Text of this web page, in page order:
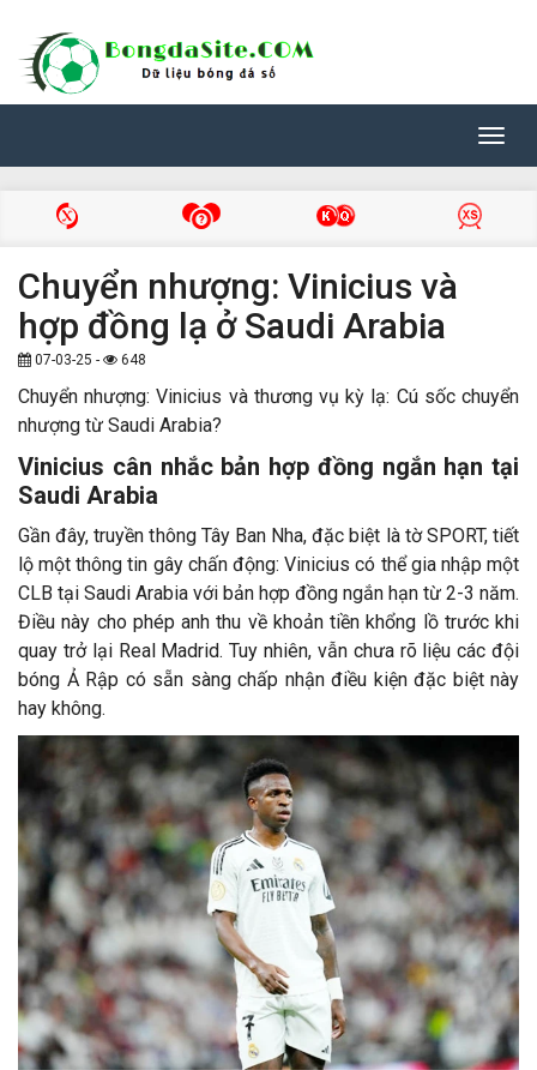
Chuyển nhượng: Vinicius và
hợp đồng lạ ở Saudi Arabia
07-03-25 - 648
Chuyển nhượng: Vinicius và thương vụ kỳ lạ: Cú sốc chuyển
nhượng từ Saudi Arabia?
Vinicius cân nhắc bản hợp đồng ngắn hạn tại
Saudi Arabia
Gần đây, truyền thông Tây Ban Nha, đặc biệt là tờ SPORT, tiết
lộ một thông tin gây chấn động: Vinicius có thể gia nhập một
CLB tại Saudi Arabia với bản hợp đồng ngắn hạn từ 2-3 năm.
Điều này cho phép anh thu về khoản tiền khổng lồ trước khi
quay trở lại Real Madrid. Tuy nhiên, vẫn chưa rõ liệu các đội
bóng Ả Rập có sẵn sàng chấp nhận điều kiện đặc biệt này
hay không.